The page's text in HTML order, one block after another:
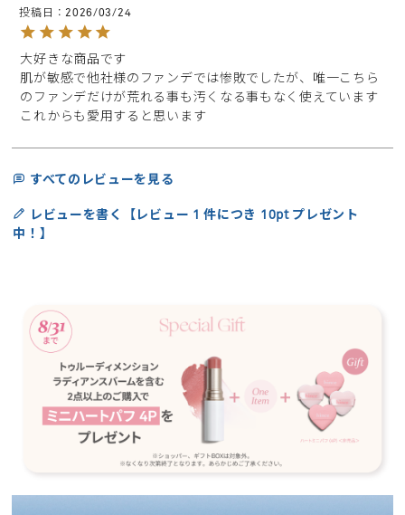
投稿日
2026/03/24
大好きな商品です
肌が敏感で他社様のファンデでは惨敗でしたが、唯一こちら
のファンデだけが荒れる事も汚くなる事もなく使えています
これからも愛用すると思います
すべてのレビューを見る
レビューを書く【レビュー 1 件につき 10pt プレゼント
中！】